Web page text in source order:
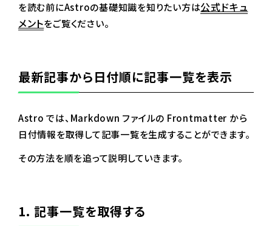
を読む前にAstroの基礎知識を知りたい方は公式ドキュ
メントをご覧ください。
最新記事から日付順に記事一覧を表示
Astro では、Markdown ファイルの Frontmatter から
日付情報を取得して記事一覧を生成することができます。
その方法を順を追って説明していきます。
1. 記事一覧を取得する